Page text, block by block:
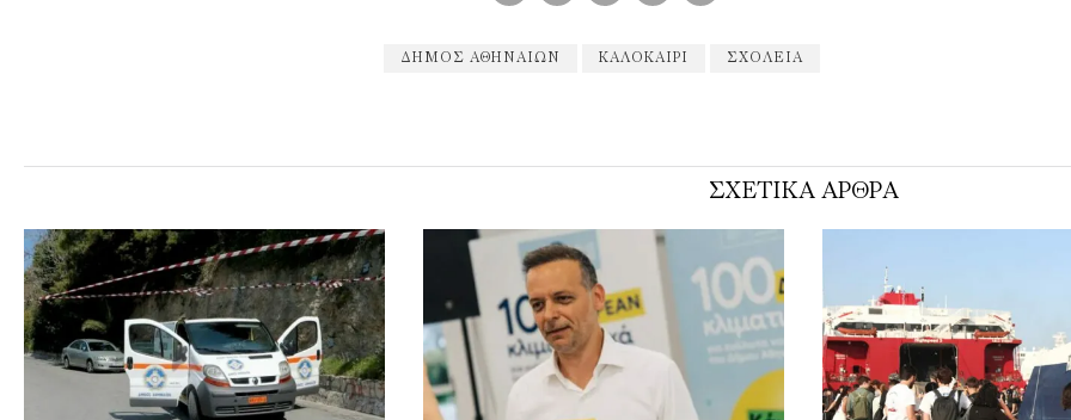
ΔΗΜΟΣ ΑΘΗΝΑΊΩΝ ΚΑΛΟΚΑΊΡΙ ΣΧΟΛΕΊΑ
ΣΧΕΤΙΚΑ ΑΡΘΡΑ